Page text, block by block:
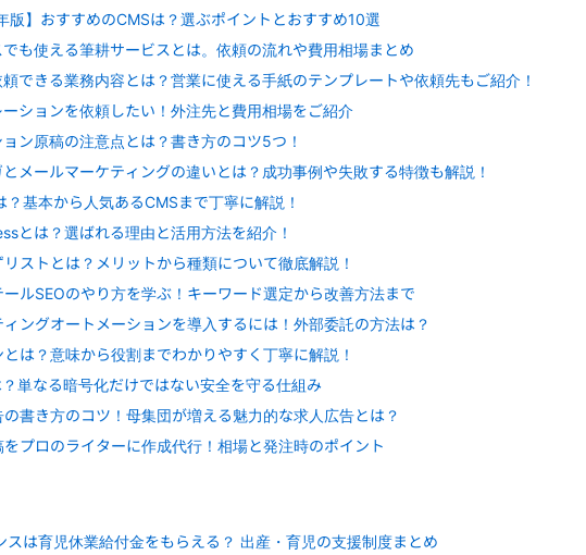
版】おすすめのCMSは？選ぶポイントとおすすめ10選
でも使える筆耕サービスとは。依頼の流れや費用相場まとめ
できる業務内容とは？営業に使える手紙のテンプレートや依頼先もご紹介！
ションを依頼したい！外注先と費用相場をご紹介
ン原稿の注意点とは？書き方のコツ5つ！
メールマーケティングの違いとは？成功事例や失敗する特徴も解説！
？基本から人気あるCMSまで丁寧に解説！
とは？選ばれる理由と活用方法を紹介！
リストとは？メリットから種類について徹底解説！
ールSEOのやり方を学ぶ！キーワード選定から改善方法まで
ィングオートメーションを導入するには！外部委託の方法は？
とは？意味から役割までわかりやすく丁寧に解説！
単なる暗号化だけではない安全を守る仕組み
書き方のコツ！母集団が増える魅力的な求人広告とは？
プロのライターに作成代行！相場と発注時のポイント
スは育児休業給付金をもらえる？ 出産・育児の支援制度まとめ